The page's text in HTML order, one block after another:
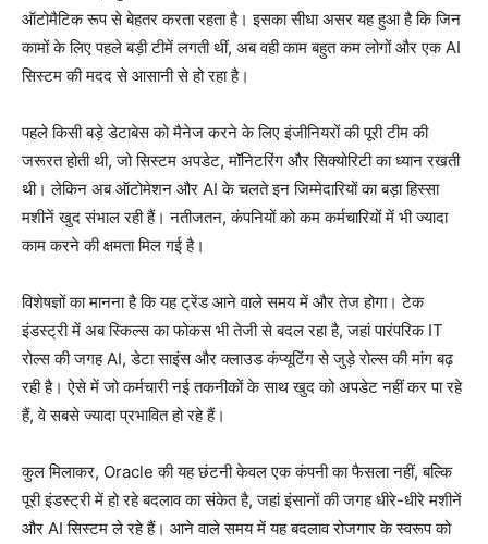
ऑटोमैटिक रूप से बेहतर करता रहता है। इसका सीधा असर यह हुआ है कि जिन
कामों के लिए पहले बड़ी टीमें लगती थीं, अब वही काम बहुत कम लोगों और एक AI
सिस्टम की मदद से आसानी से हो रहा है।
पहले किसी बड़े डेटाबेस को मैनेज करने के लिए इंजीनियरों की पूरी टीम की
जरूरत होती थी, जो सिस्टम अपडेट, मॉनिटरिंग और सिक्योरिटी का ध्यान रखती
थी। लेकिन अब ऑटोमेशन और AI के चलते इन जिम्मेदारियों का बड़ा हिस्सा
मशीनें खुद संभाल रही हैं। नतीजतन, कंपनियों को कम कर्मचारियों में भी ज्यादा
काम करने की क्षमता मिल गई है।
विशेषज्ञों का मानना है कि यह ट्रेंड आने वाले समय में और तेज होगा। टेक
इंडस्ट्री में अब स्किल्स का फोकस भी तेजी से बदल रहा है, जहां पारंपरिक IT
रोल्स की जगह AI, डेटा साइंस और क्लाउड कंप्यूटिंग से जुड़े रोल्स की मांग बढ़
रही है। ऐसे में जो कर्मचारी नई तकनीकों के साथ खुद को अपडेट नहीं कर पा रहे
हैं, वे सबसे ज्यादा प्रभावित हो रहे हैं।
कुल मिलाकर, Oracle की यह छंटनी केवल एक कंपनी का फैसला नहीं, बल्कि
पूरी इंडस्ट्री में हो रहे बदलाव का संकेत है, जहां इंसानों की जगह धीरे-धीरे मशीनें
और AI सिस्टम ले रहे हैं। आने वाले समय में यह बदलाव रोजगार के स्वरूप को